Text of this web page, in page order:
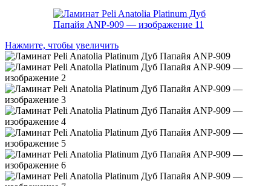
Нажмите, чтобы увеличить